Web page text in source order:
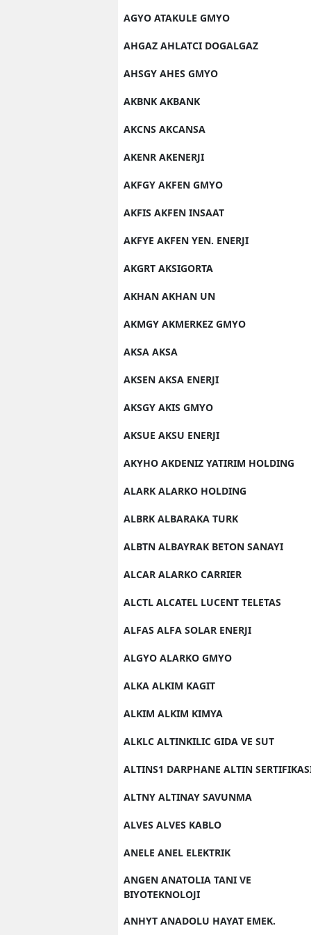
AGYO ATAKULE GMYO
AHGAZ AHLATCI DOGALGAZ
AHSGY AHES GMYO
AKBNK AKBANK
AKCNS AKCANSA
AKENR AKENERJI
AKFGY AKFEN GMYO
AKFIS AKFEN INSAAT
AKFYE AKFEN YEN. ENERJI
AKGRT AKSIGORTA
AKHAN AKHAN UN
AKMGY AKMERKEZ GMYO
AKSA AKSA
AKSEN AKSA ENERJI
AKSGY AKIS GMYO
AKSUE AKSU ENERJI
AKYHO AKDENIZ YATIRIM HOLDING
ALARK ALARKO HOLDING
ALBRK ALBARAKA TURK
ALBTN ALBAYRAK BETON SANAYI
ALCAR ALARKO CARRIER
ALCTL ALCATEL LUCENT TELETAS
ALFAS ALFA SOLAR ENERJI
ALGYO ALARKO GMYO
ALKA ALKIM KAGIT
ALKIM ALKIM KIMYA
ALKLC ALTINKILIC GIDA VE SUT
ALTINS1 DARPHANE ALTIN
ALTNY ALTINAY SAVUNMA
ALVES ALVES KABLO
ANELE ANEL ELEKTRIK
ANGEN ANATOLIA TANI VE
BIYOTEKNOLOJI
ANHYT ANADOLU HAYAT EMEK.